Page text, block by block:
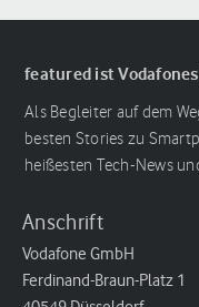
featured ist
Als Begleiter auf dem
besten Stories zu
heißesten Tech-News
Anschrift
Vodafone GmbH
Ferdinand-Braun-Platz 1